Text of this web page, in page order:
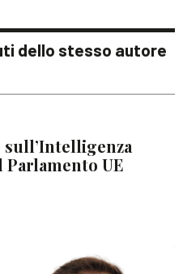
dello stesso autore
UE